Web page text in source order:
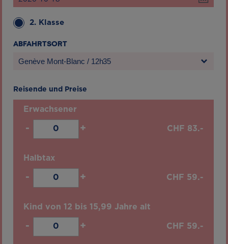
2. Klasse
ABFAHRTSORT
Genève Mont-Blanc / 12h35
Reisende und Preise
Erwachsener
- + CHF 83.-
Halbtax
- + CHF 59.-
Kind von 12 bis 15,99 Jahre alt
- + CHF 59.-